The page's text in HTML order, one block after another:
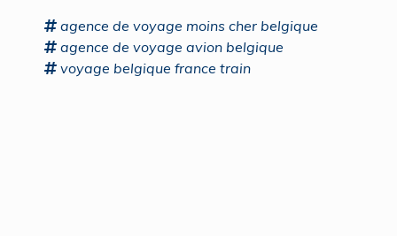
agence de voyage moins cher belgique
agence de voyage avion belgique
voyage belgique france train